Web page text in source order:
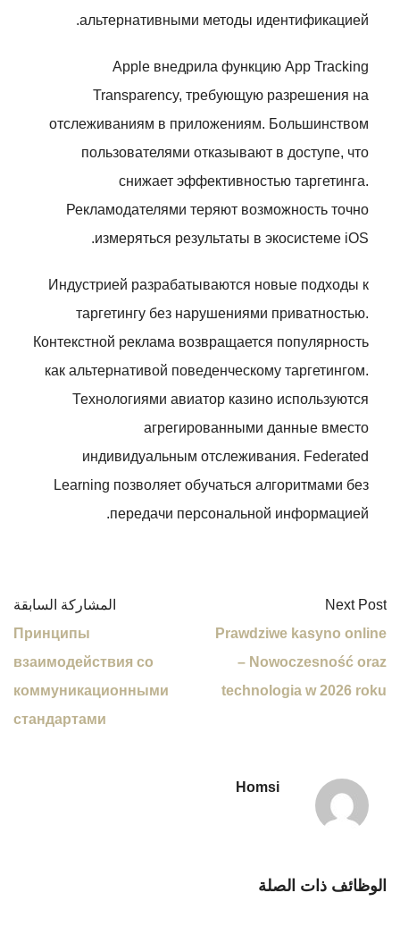
альтернативными методы идентификацией.
Apple внедрила функцию App Tracking
Transparency, требующую разрешения на
отслеживаниям в приложениям. Большинством
пользователями отказывают в доступе, что
снижает эффективностью таргетинга.
Рекламодателями теряют возможность точно
измеряться результаты в экосистеме iOS.
Индустрией разрабатываются новые подходы к
таргетингу без нарушениями приватностью.
Контекстной реклама возвращается популярность
как альтернативой поведенческому таргетингом.
Технологиями авиатор казино используются
агрегированными данные вместо
индивидуальным отслеживания. Federated
Learning позволяет обучаться алгоритмами без
передачи персональной информацией.
المشاركة السابقة
Принципы
взаимодействия со
коммуникационными
стандартами
Next Post
Prawdziwe kasyno online
– Nowoczesność oraz
technologia w 2026 roku
Homsi
الوظائف ذات الصلة